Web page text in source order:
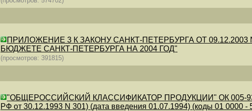
ПРИЛОЖЕНИЕ 3 К ЗАКОНУ САНКТ-ПЕТЕРБУРГА ОТ 09.12.2003 N
БЮДЖЕТЕ САНКТ-ПЕТЕРБУРГА НА 2004 ГОД"
(просмотров: 391815)
"ОБЩЕРОССИЙСКИЙ КЛАССИФИКАТОР ПРОДУКЦИИ" ОК 005-93
РФ от 30.12.1993 N 301) (дата введения 01.07.1994) (коды 01 0000 -